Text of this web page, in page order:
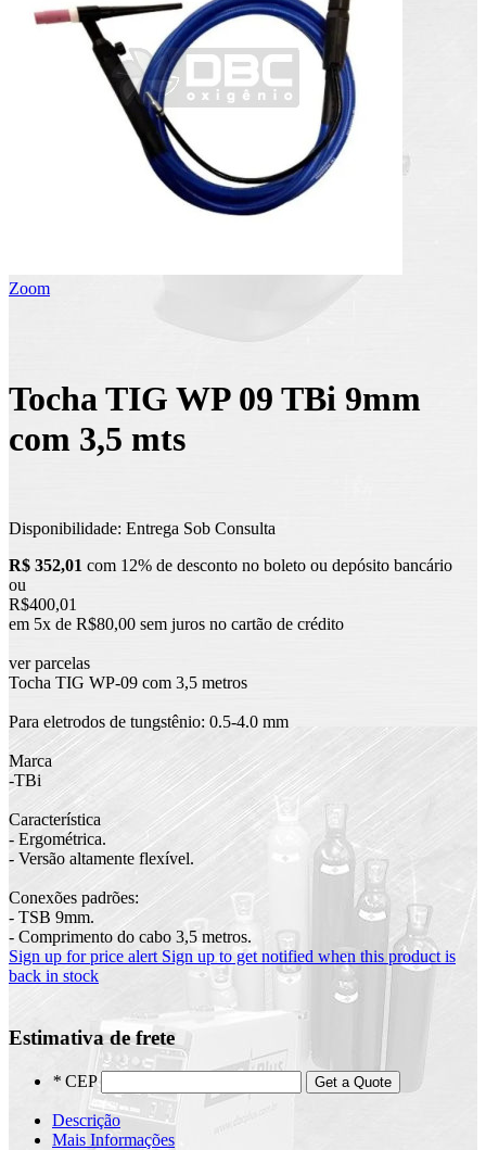
Zoom
Tocha TIG WP 09 TBi 9mm
com 3,5 mts
Disponibilidade: Entrega Sob Consulta
R$ 352,01 com 12% de desconto no boleto ou depósito bancário
ou
R$400,01
em 5x de R$80,00 sem juros no cartão de crédito
ver parcelas
Tocha TIG WP-09 com 3,5 metros
Para eletrodos de tungstênio: 0.5-4.0 mm
Marca
-TBi
Característica
- Ergométrica.
- Versão altamente flexível.
Conexões padrões:
- TSB 9mm.
- Comprimento do cabo 3,5 metros.
Sign up for price alert Sign up to get notified when this product is
back in stock
Estimativa de frete
* CEP Get a Quote
Descrição
Mais Informações